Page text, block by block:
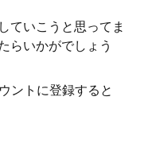
ていこうと思ってま
らいかがでしょう
ントに登録すると